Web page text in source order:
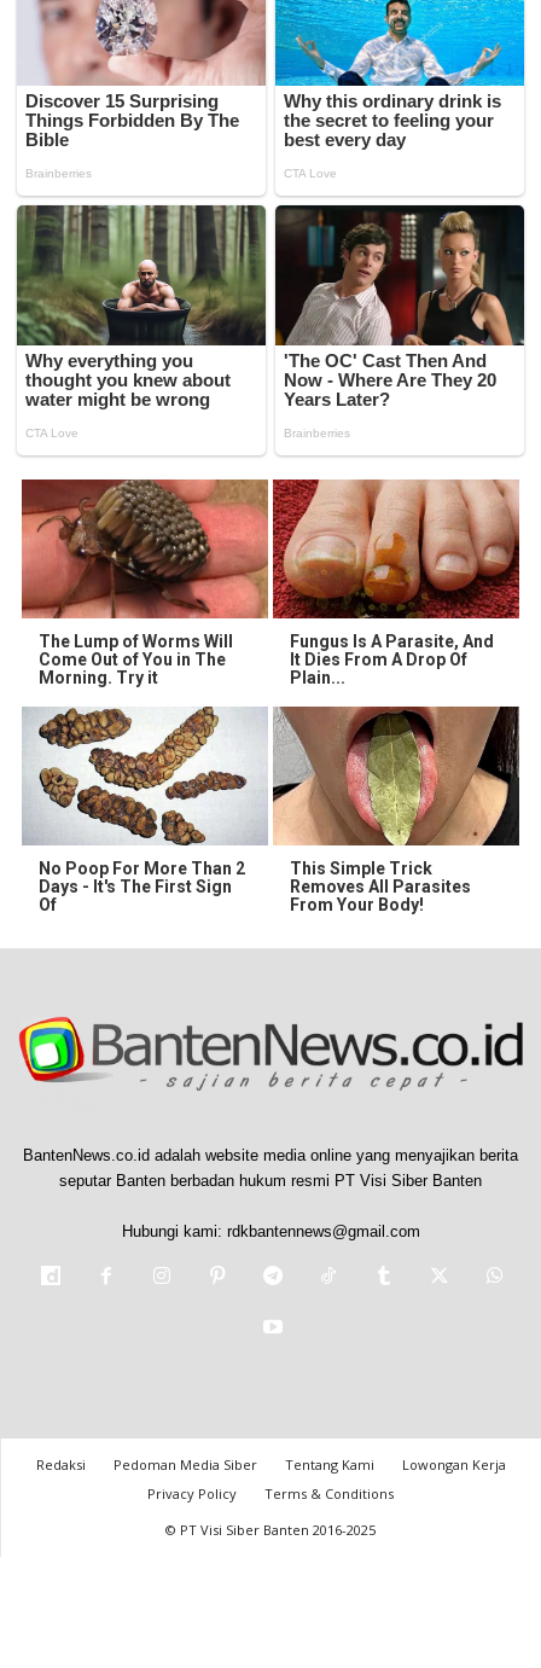
The Lump of Worms Will
Come Out of You in The
Morning. Try it
Fungus Is A Parasite, And
It Dies From A Drop Of
Plain...
No Poop For More Than 2
Days - It's The First Sign
Of
This Simple Trick
Removes All Parasites
From Your Body!
BantenNews.co.id adalah website media online yang menyajikan berita
seputar Banten berbadan hukum resmi PT Visi Siber Banten
Hubungi kami: rdkbantennews@gmail.com
Redaksi Pedoman Media Siber Tentang Kami
Lowongan Kerja
Privacy Policy
Terms & Conditions
© PT Visi Siber Banten 2016-2025